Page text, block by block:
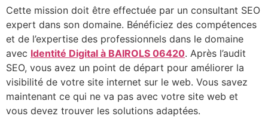
Cette mission doit être effectuée par un consultant SEO
expert dans son domaine. Bénéficiez des compétences
et de l’expertise des professionnels dans le domaine
avec Identité Digital à BAIROLS 06420. Après l’audit
SEO, vous avez un point de départ pour améliorer la
visibilité de votre site internet sur le web. Vous savez
maintenant ce qui ne va pas avec votre site web et
vous devez trouver les solutions adaptées.